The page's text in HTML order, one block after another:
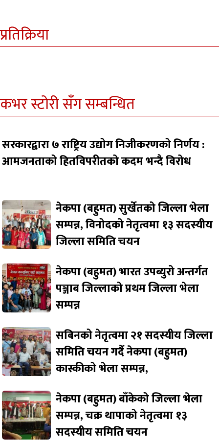
प्रतिक्रिया
कभर स्टोरी सँग सम्बन्धित
सरकारद्वारा ७ राष्ट्रिय उद्योग निजीकरणको निर्णय :
आमजनताको हितविपरीतको कदम भन्दै विरोध
नेकपा (बहुमत) सुर्खेतको जिल्ला भेला
सम्पन्न, विनोदको नेतृत्वमा १३ सदस्यीय
जिल्ला समिति चयन
नेकपा (बहुमत) भारत उपब्युरो अन्तर्गत
पञ्जाब जिल्लाको प्रथम जिल्ला भेला
सम्पन्न
सबिनको नेतृत्वमा २१ सदस्यीय जिल्ला
समिति चयन गर्दै नेकपा (बहुमत)
कास्कीको भेला सम्पन्न,
नेकपा (बहुमत) बाँकेको जिल्ला भेला
सम्पन्न, चक्र थापाको नेतृत्वमा १३
सदस्यीय समिति चयन